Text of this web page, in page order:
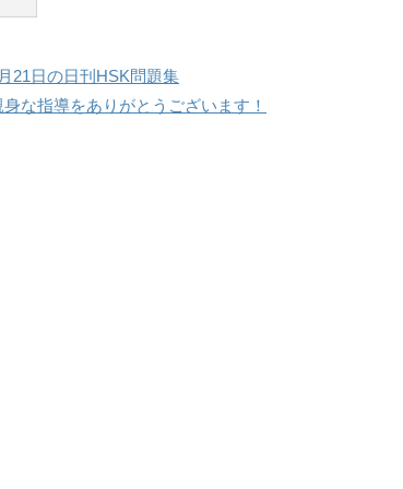
21日の日刊HSK問題集
身な指導をありがとうございます！